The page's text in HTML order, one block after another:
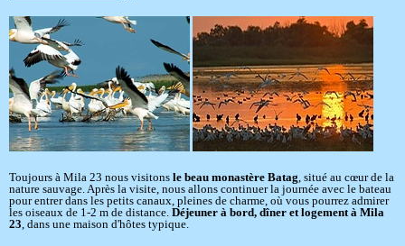
Toujours à Mila 23 nous visitons le beau monastère Batag, situé au cœur de la
nature sauvage. Après la visite, nous allons continuer la journée avec le bateau
pour entrer dans les petits canaux, pleines de charme, où vous pourrez admirer
les oiseaux de 1-2 m de distance. Déjeuner à bord, dîner et logement à Mila
23, dans une maison d'hôtes typique.